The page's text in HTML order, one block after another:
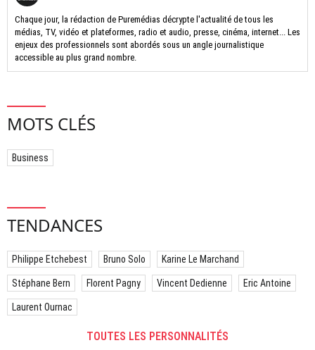
Chaque jour, la rédaction de Puremédias décrypte l'actualité de tous les
médias, TV, vidéo et plateformes, radio et audio, presse, cinéma, internet... Les
enjeux des professionnels sont abordés sous un angle journalistique
accessible au plus grand nombre.
MOTS CLÉS
Business
TENDANCES
Philippe Etchebest Bruno Solo Karine Le Marchand
Stéphane Bern Florent Pagny Vincent Dedienne Eric Antoine
Laurent Ournac
TOUTES LES PERSONNALITÉS